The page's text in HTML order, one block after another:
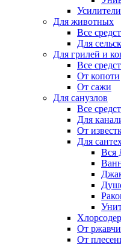
Для животных
Все
Для
Для грилей и
Все
От копоти
От сажи
Для санузлов
Все
Для
От
Для
Вся
От
От